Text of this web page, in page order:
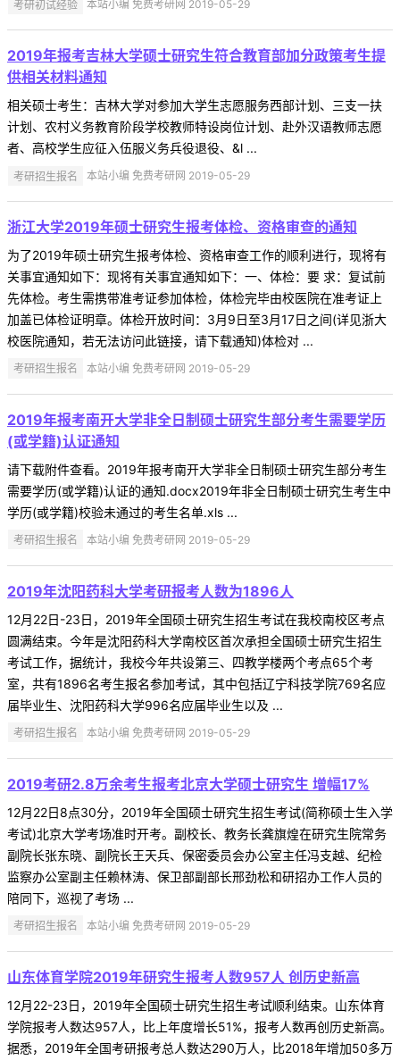
考研初试经验 本站小编 免费考研网 2019-05-29
2019年报考吉林大学硕士研究生符合教育部加分政策考生提
供相关材料通知
相关硕士考生：吉林大学对参加大学生志愿服务西部计划、三支一扶
计划、农村义务教育阶段学校教师特设岗位计划、赴外汉语教师志愿
者、高校学生应征入伍服义务兵役退役、&l ...
考研招生报名 本站小编 免费考研网 2019-05-29
浙江大学2019年硕士研究生报考体检、资格审查的通知
为了2019年硕士研究生报考体检、资格审查工作的顺利进行，现将有
关事宜通知如下：现将有关事宜通知如下：一、体检：要 求：复试前
先体检。考生需携带准考证参加体检，体检完毕由校医院在准考证上
加盖已体检证明章。体检开放时间：3月9日至3月17日之间(详见浙大
校医院通知，若无法访问此链接，请下载通知)体检对 ...
考研招生报名 本站小编 免费考研网 2019-05-29
2019年报考南开大学非全日制硕士研究生部分考生需要学历
(或学籍)认证通知
请下载附件查看。2019年报考南开大学非全日制硕士研究生部分考生
需要学历(或学籍)认证的通知.docx2019年非全日制硕士研究生考生中
学历(或学籍)校验未通过的考生名单.xls ...
考研招生报名 本站小编 免费考研网 2019-05-29
2019年沈阳药科大学考研报考人数为1896人
12月22日-23日，2019年全国硕士研究生招生考试在我校南校区考点
圆满结束。今年是沈阳药科大学南校区首次承担全国硕士研究生招生
考试工作，据统计，我校今年共设第三、四教学楼两个考点65个考
室，共有1896名考生报名参加考试，其中包括辽宁科技学院769名应
届毕业生、沈阳药科大学996名应届毕业生以及 ...
考研招生报名 本站小编 免费考研网 2019-05-29
2019考研2.8万余考生报考北京大学硕士研究生 增幅17%
12月22日8点30分，2019年全国硕士研究生招生考试(简称硕士生入学
考试)北京大学考场准时开考。副校长、教务长龚旗煌在研究生院常务
副院长张东晓、副院长王天兵、保密委员会办公室主任冯支越、纪检
监察办公室副主任赖林涛、保卫部副部长邢劲松和研招办工作人员的
陪同下，巡视了考场 ...
考研招生报名 本站小编 免费考研网 2019-05-29
山东体育学院2019年研究生报考人数957人 创历史新高
12月22-23日，2019年全国硕士研究生招生考试顺利结束。山东体育
学院报考人数达957人，比上年度增长51%，报考人数再创历史新高。
据悉，2019年全国考研报考总人数达290万人，比2018年增加50多万